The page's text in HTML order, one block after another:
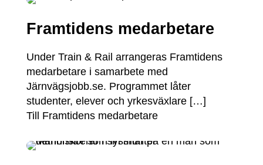
Framtidens medarbetare
Under Train & Rail arrangeras Framtidens
medarbetare i samarbete med
Järnvägsjobb.se. Programmet låter
studenter, elever och yrkesväxlare […]
Till Framtidens medarbetare